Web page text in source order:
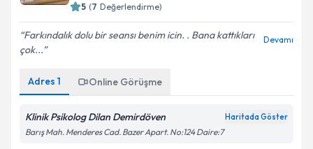
5 (7 Değerlendirme)
Farkındalık dolu bir seansı benim icin. . Bana kattıkları
çok...
Devamı
Adres 1 Online Görüşme
Klinik Psikolog Dilan Demirdöven Haritada Göster
Barış Mah. Menderes Cad. Bazer Apart. No:124 Daire:7